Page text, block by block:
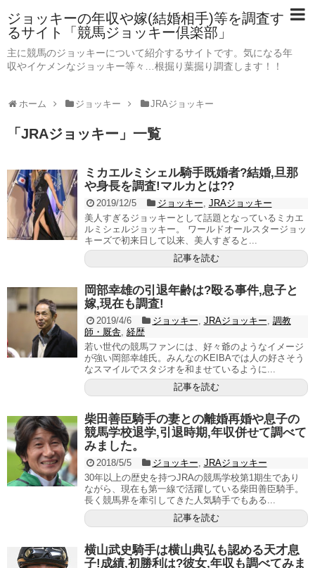
ジョッキーの年収や嫁(結婚相手)等を調査す
るサイト「競馬ジョッキー倶楽部」
主に競馬のジョッキーについて紹介するサイトです。気になる年
収やイケメンなジョッキー等々…根掘り葉掘り調査します！！
ホーム ジョッキー JRAジョッキー
「 JRAジョッキー 」 一覧
ミカエルミシェル騎手既婚者?結婚,旦那
や身長を調査!マルカとは??
2019/12/5 ジョッキー, JRAジョッキー
美人すぎるジョッキーとして話題となっているミカエ
ルミシェルジョッキー。 ワールドオールスタージョッ
キーズで初来日して以来、美人すぎると...
記事を読む
岡部幸雄の引退年齢は?殴る事件,息子と
嫁,現在も調査!
2019/4/6 ジョッキー, JRAジョッキー, 調教
師・厩舎, 経歴
若い世代の競馬ファンには、好々爺のようなイメージ
が強い岡部幸雄氏。みんなのKEIBAでは人の好さそう
なスマイルでスタジオを和ませているように...
記事を読む
柴田善臣騎手の妻との離婚再婚や息子の
競馬学校退学,引退時期,年収併せて調べて
みました。
2018/5/5 ジョッキー, JRAジョッキー
30年以上の歴史を持つJRAの競馬学校第1期生であり
ながら、現在も第一線で活躍している柴田善臣騎手。
長く競馬界を牽引してきた人気騎手でもある...
記事を読む
横山武史騎手は横山典弘も認める天才息
子!成績,初勝利は?彼女,年収も調べてみま